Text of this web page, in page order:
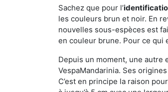
Sachez que pour l’
les couleurs brun et noir. En
nouvelles sous-espèces est
en couleur brune. Pour ce qui
Depuis un moment, une autre
VespaMandarinia. Ses
C’est en principe la raison